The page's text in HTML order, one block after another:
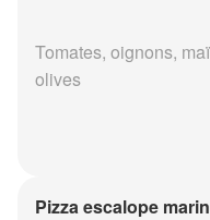
Tomates, oignons,
olives
Pizza escalope